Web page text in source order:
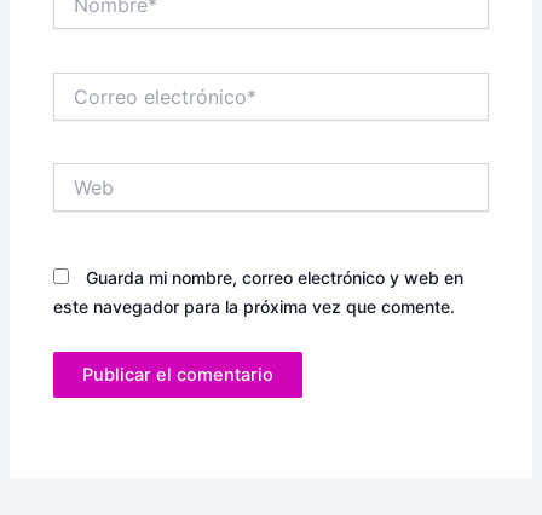
electrónico*
Guarda mi nombre, correo electrónico y web en
este navegador para la próxima vez que comente.